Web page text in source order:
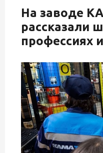
На заводе
рассказали
профессиях